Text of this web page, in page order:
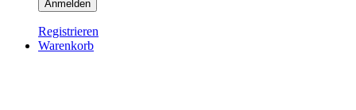
Registrieren
Warenkorb